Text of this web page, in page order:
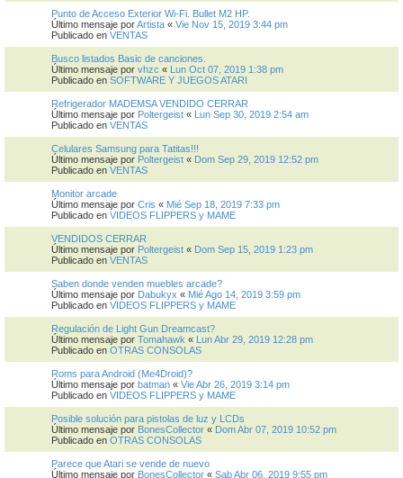
Punto de Acceso Exterior Wi-Fi. Bullet M2 HP.
Último mensaje porArtista « Vie Nov 15, 2019 3:44 pm
Publicado en VENTAS
Busco listados Basic de canciones.
Último mensaje por vhzc « Lun Oct 07, 2019 1:38 pm
Publicado en SOFTWARE Y JUEGOS ATARI
Refrigerador MADEMSA VENDIDO CERRAR
Último mensaje por Poltergeist « Lun Sep 30, 2019 2:54 am
Publicado en VENTAS
Celulares Samsung para Tatitas!!!
Último mensaje por Poltergeist « Dom Sep 29, 2019 12:52 pm
Publicado en VENTAS
Monitor arcade
Último mensaje por Cris « Mié Sep 18, 2019 7:33 pm
Publicado en VIDEOS FLIPPERS y MAME
VENDIDOS CERRAR
Último mensaje por Poltergeist « Dom Sep 15, 2019 1:23 pm
Publicado en VENTAS
Saben donde venden muebles arcade?
Último mensaje por Dabukyx « Mié Ago 14, 2019 3:59 pm
Publicado en VIDEOS FLIPPERS y MAME
Regulación de Light Gun Dreamcast?
Último mensaje por Tomahawk « Lun Abr 29, 2019 12:28 pm
Publicado en OTRAS CONSOLAS
Roms para Android (Me4Droid)?
Último mensaje por batman « Vie Abr 26, 2019 3:14 pm
Publicado en VIDEOS FLIPPERS y MAME
Posible solución para pistolas de luz y LCDs
Último mensaje por BonesCollector « Dom Abr 07, 2019 10:52 pm
Publicado en OTRAS CONSOLAS
Parece que Atari se vende de nuevo
Último mensaje por BonesCollector « Sab Abr 06, 2019 9:55 pm